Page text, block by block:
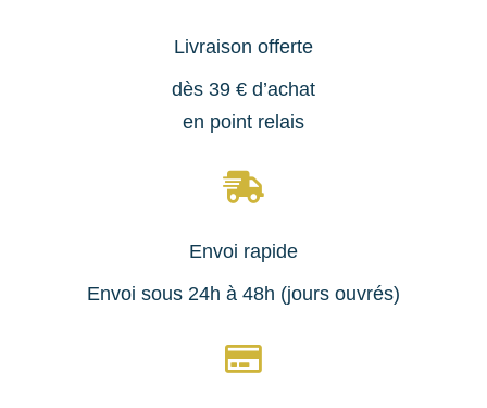
Livraison offerte
dès 39 € d’achat
en point relais

Envoi rapide
Envoi sous 24h à 48h (jours ouvrés)
